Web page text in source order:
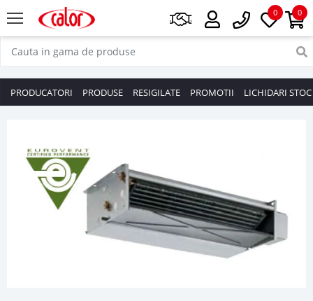
0
0
PRODUCATORI PRODUSE RESIGILATE PROMOTII LICHIDARI STOC